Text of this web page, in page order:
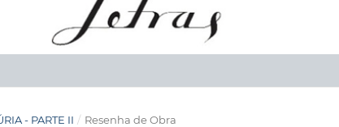
- PARTE II / Resenha de Obra